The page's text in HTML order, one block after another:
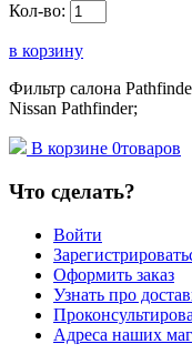
Кол-во:
в корзину
Фильтр салона
Nissan Pathfinder;
В корзине 0товаров
Что сделать?
Войти
Оформить заказ
Узнать про
Адреса наших